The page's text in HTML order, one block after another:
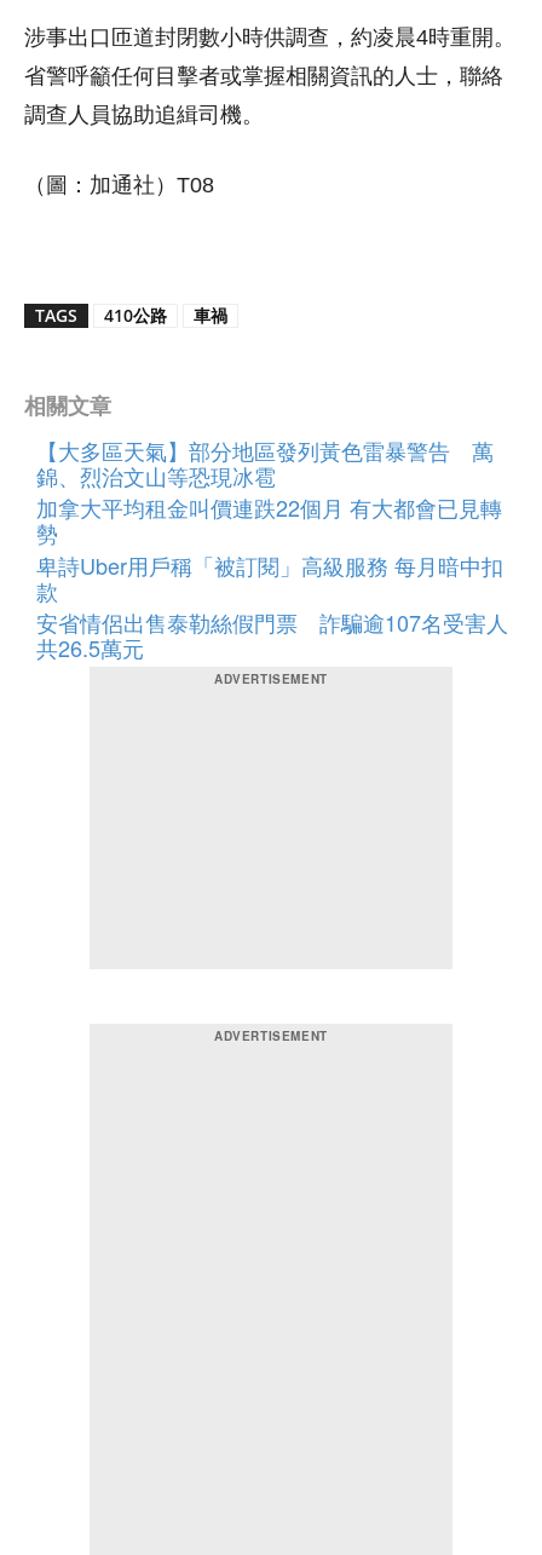
涉事出口匝道封閉數小時供調查，約凌晨4時重開。
省警呼籲任何目擊者或掌握相關資訊的人士，聯絡
調查人員協助追緝司機。
（圖：加通社）T08
TAGS 410公路 車禍
相關文章
【大多區天氣】部分地區發列黃色雷暴警告 萬
錦、烈治文山等恐現冰雹
加拿大平均租金叫價連跌22個月 有大都會已見轉
勢
卑詩Uber用戶稱「被訂閱」高級服務 每月暗中扣
款
安省情侶出售泰勒絲假門票 詐騙逾107名受害人
共26.5萬元